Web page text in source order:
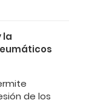
la
de los